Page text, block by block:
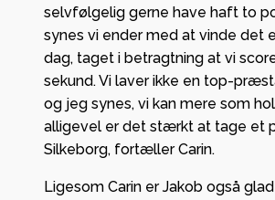
selvfølgelig gerne have haft to
synes vi ender med at vinde det
dag, taget i betragtning at vi
sekund. Vi laver ikke en top-
og jeg synes, vi kan mere som
alligevel er det stærkt at tage et
Silkeborg, fortæller Carin.
Ligesom Carin er Jakob også